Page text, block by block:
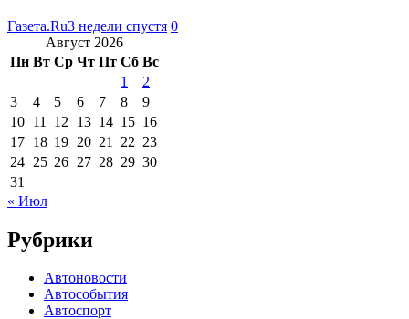
Газета.Ru3 недели спустя 0
Август 2026
Пн Вт Ср Чт Пт Сб Вс
1
2
3
4 5 6 7 8
9
10 11 12 13 14 15 16
17 18 19 20 21 22 23
24 25 26 27 28 29 30
31
« Июл
Рубрики
Автоновости
Автособытия
Автоспорт